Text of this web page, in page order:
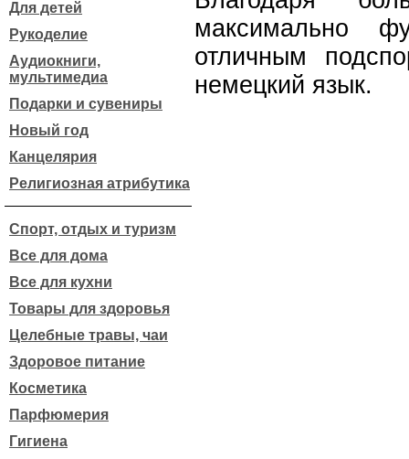
Для детей
Рукоделие
Аудиокниги,
мультимедиа
Подарки и сувениры
Новый год
Канцелярия
Религиозная атрибутика
Спорт, отдых и туризм
Все для дома
Все для кухни
Товары для здоровья
Целебные травы, чаи
Здоровое питание
Косметика
Парфюмерия
Гигиена
максимально
отличным
немецкий язык.